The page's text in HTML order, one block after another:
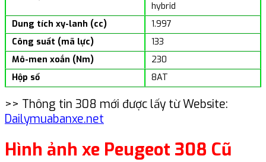
hybrid
Dung tích xy-lanh (cc)
1.997
Công suất (mã lực)
133
Mô-men xoắn (Nm)
230
Hộp số
8AT
>> Thông tin 308 mới được lấy từ Website:
Dailymuabanxe.net
Hình ảnh xe Peugeot 308 Cũ